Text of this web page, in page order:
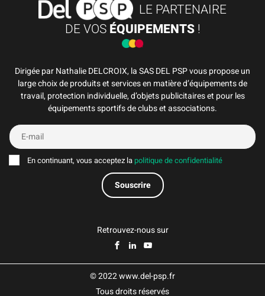
LE PARTENAIRE
DE VOSÉQUIPEMENTS!
Dirigée par Nathalie DELCROIX, la SAS DEL PSP vous propose un
large choix de produits et services en matière d’équipements de
travail, protection individuelle, d’objets publicitaires et pour les
équipements sportifs de clubs et associations.
En continuant, vous acceptez la politique de confidentialité
Retrouvez-nous sur
© 2022 www.del-psp.fr
Tous droits réservés